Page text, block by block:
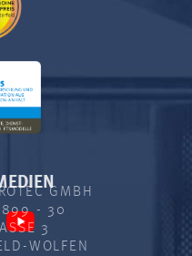
GMBH
- 30
3
WOLFEN